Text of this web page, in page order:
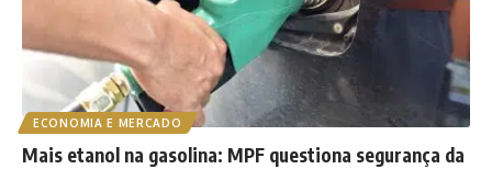
ECONOMIA E MERCADO
Mais etanol na gasolina: MPF questiona segurança da